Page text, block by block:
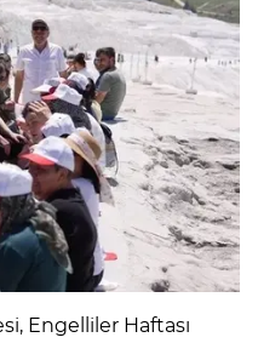
Engelliler Haftası